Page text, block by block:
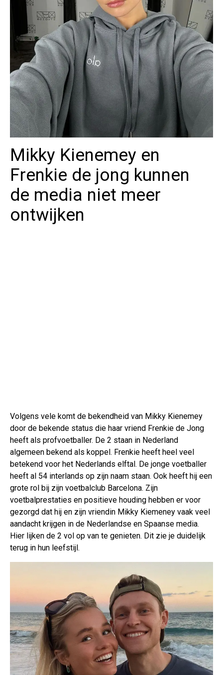
Mikky Kienemey en
Frenkie de jong kunnen
de media niet meer
ontwijken
Volgens vele komt de bekendheid van Mikky Kienemey
door de bekende status die haar vriend Frenkie de Jong
heeft als profvoetballer. De 2 staan in Nederland
algemeen bekend als koppel. Frenkie heeft heel veel
betekend voor het Nederlands elftal. De jonge voetballer
heeft al 54 interlands op zijn naam staan. Ook heeft hij een
grote rol bij zijn voetbalclub Barcelona. Zijn
voetbalprestaties en positieve houding hebben er voor
gezorgd dat hij en zijn vriendin Mikky Kiemeney vaak veel
aandacht krijgen in de Nederlandse en Spaanse media.
Hier lijken de 2 vol op van te genieten. Dit zie je duidelijk
terug in hun leefstijl.